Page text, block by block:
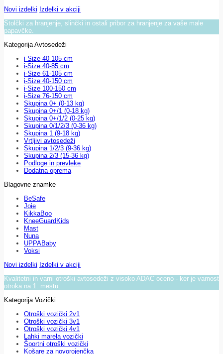
Novi izdelki Izdelki v akciji
Stolčki za hranjenje, slinčki in ostali pribor za hranjenje za vaše male
papavčke.
Kategorija Avtosedeži
i-Size 40-105 cm
i-Size 40-85 cm
i-Size 61-105 cm
i-Size 40-150 cm
i-Size 100-150 cm
i-Size 76-150 cm
Skupina 0+ (0-13 kg)
Skupina 0+/1 (0-18 kg)
Skupina 0+/1/2 (0-25 kg)
Skupina 0/1/2/3 (0-36 kg)
Skupina 1 (9-18 kg)
Vrtljivi avtosedeži
Skupina 1/2/3 (9-36 kg)
Skupina 2/3 (15-36 kg)
Podloge in prevleke
Dodatna oprema
Blagovne znamke
BeSafe
Joie
KikkaBoo
KneeGuardKids
Mast
Nuna
UPPABaby
Voksi
Novi izdelki Izdelki v akciji
Kvalitetni in varni otroški avtosedeži z visoko ADAC oceno - ker je varnost
otroka na 1. mestu.
Kategorija Vozički
Otroški vozički 2v1
Otroški vozički 3v1
Otroški vozički 4v1
Lahki marela vozički
Športni otroški vozički
Košare za novorojenčka